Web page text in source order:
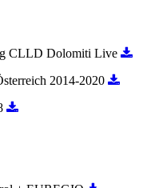
CLLD Dolomiti Live
2014-2020